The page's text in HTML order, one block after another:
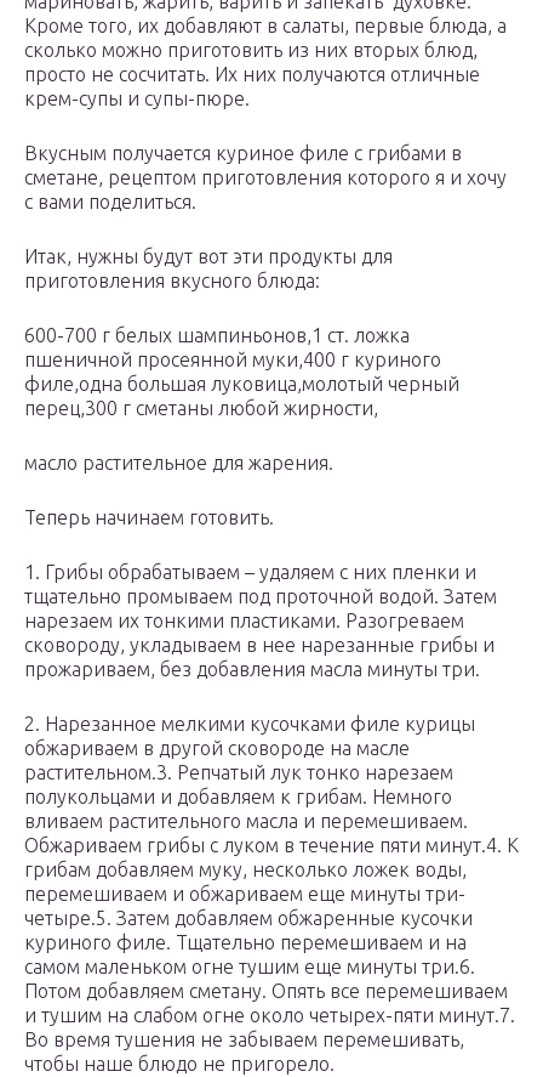
Кроме того, их добавляют в салаты, первые блюда, а
сколько можно приготовить из них вторых блюд,
просто не сосчитать. Их них получаются отличные
крем-супы и супы-пюре.
Вкусным получается куриное филе с грибами в
сметане, рецептом приготовления которого я и хочу
с вами поделиться.
Итак, нужны будут вот эти продукты для
приготовления вкусного блюда:
600-700 г белых шампиньонов,1 ст. ложка
пшеничной просеянной муки,400 г куриного
филе,одна большая луковица,молотый черный
перец,300 г сметаны любой жирности,
масло растительное для жарения.
Теперь начинаем готовить.
1. Грибы обрабатываем – удаляем с них пленки и
тщательно промываем под проточной водой. Затем
нарезаем их тонкими пластиками. Разогреваем
сковороду, укладываем в нее нарезанные грибы и
прожариваем, без добавления масла минуты три.
2. Нарезанное мелкими кусочками филе курицы
обжариваем в другой сковороде на масле
растительном.3. Репчатый лук тонко нарезаем
полукольцами и добавляем к грибам. Немного
вливаем растительного масла и перемешиваем.
Обжариваем грибы с луком в течение пяти минут.4. К
грибам добавляем муку, несколько ложек воды,
перемешиваем и обжариваем еще минуты три-
четыре.5. Затем добавляем обжаренные кусочки
куриного филе. Тщательно перемешиваем и на
самом маленьком огне тушим еще минуты три.6.
Потом добавляем сметану. Опять все перемешиваем
и тушим на слабом огне около четырех-пяти минут.7.
Во время тушения не забываем перемешивать,
чтобы наше блюдо не пригорело.